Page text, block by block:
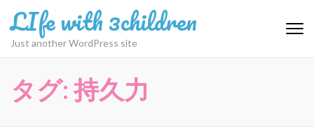
ンLIfe with 3children
Just another WordPress site
タグ: 持久力